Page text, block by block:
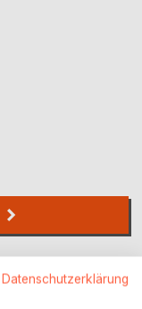
Datenschutzerklärung